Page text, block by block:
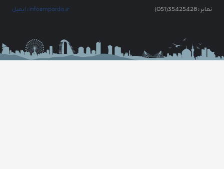
ایمیل : info@mpardis.ir نمابر : 35425428(051)